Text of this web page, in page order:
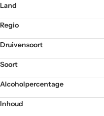
Land
Regio
Druivensoort
Soort
Alcoholpercentage
Inhoud